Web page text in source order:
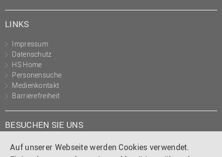
Auf unserer Webseite werden Cookies verwendet.
LINKS
Impressum
Datenschutz
HS Home
Personensuche
Medienkontakt
Barrierefreiheit
BESUCHEN SIE UNS
Instagram
TiktokLinkedIn
YouTube
Facebook